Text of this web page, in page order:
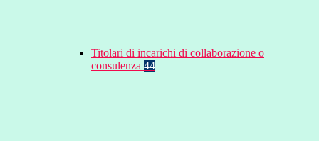
Titolari di incarichi di collaborazione o
consulenza 44